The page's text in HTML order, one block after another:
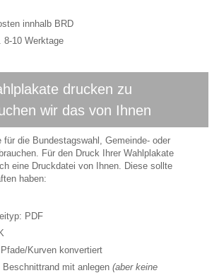
innhalb BRD
8-10 Werktage
drucken zu
wir das von Ihnen
für die Bundestagswahl, Gemeinde- oder
Für den Druck Ihrer Wahlplakate
eine Druckdatei von Ihnen. Diese sollte
haben:
PDF
Kurven konvertiert
Beschnittrand mit anlegen (aber keine